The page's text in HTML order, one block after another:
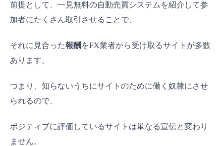
前提として、一見無料の自動売買システムを紹介して参
加者にたくさん取引させることで、
それに見合った報酬 をFX業者から受け取るサイトが多数
あります。
つまり、知らないうちにサイトのために働く奴隷にさせ
られるので、
ポジティブに評価しているサイトは単なる宣伝と変わり
ません。